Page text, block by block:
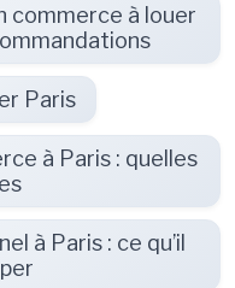
commerce à louer
Paris
à Paris : quelles
à Paris : ce qu’il